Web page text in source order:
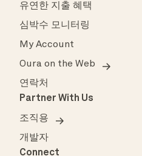
유연한 지출 혜택
심박수 모니터링
My Account
Oura on the Web
연락처
Partner With Us
조직용
개발자
Connect